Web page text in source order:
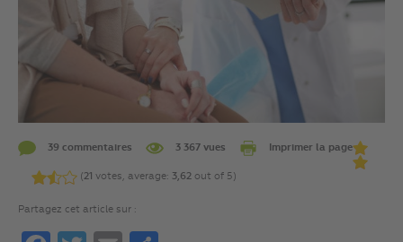
39 commentaires 3 367 vues Imprimer la page
(21 votes, average: 3,62 out of 5)
Partagez cet article sur :